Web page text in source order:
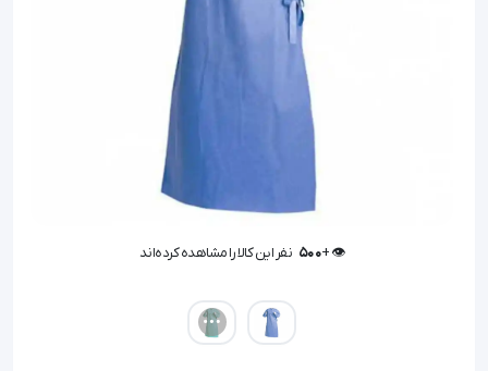
👁️ +
500 نفر این کالا را مشاهده کرده‌اند